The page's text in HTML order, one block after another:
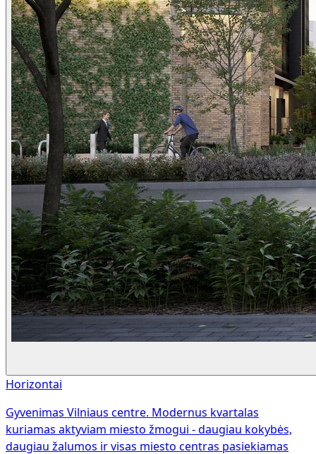
Horizontai
Gyvenimas Vilniaus centre. Modernus kvartalas
kuriamas aktyviam miesto žmogui - daugiau kokybės,
daugiau žalumos ir visas miesto centras pasiekiamas